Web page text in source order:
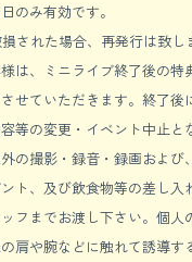
のみ有効です。
された場合、再発行は致し
は、ミニライブ終了後の特
せていただきます。終了
等の変更・イベント中止
の撮影・録音・録画およ
ト、及び飲食物等の差し
フまでお渡し下さい。個
肩や腕などに触れて誘導す